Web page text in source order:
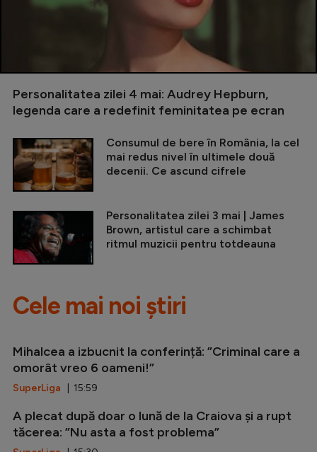
Personalitatea zilei 4 mai: Audrey Hepburn,
legenda care a redefinit feminitatea pe ecran
Consumul de bere în România, la cel
mai redus nivel în ultimele două
decenii. Ce ascund cifrele
Personalitatea zilei 3 mai | James
Brown, artistul care a schimbat
ritmul muzicii pentru totdeauna
Cele mai noi știri
Mihalcea a izbucnit la conferință: ”Criminal care a
omorât vreo 6 oameni!”
SuperLiga | 15:59
A plecat după doar o lună de la Craiova și a rupt
tăcerea: ”Nu asta a fost problema”